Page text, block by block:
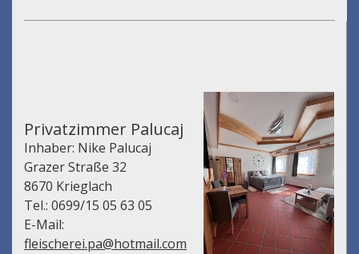
Privatzimmer Palucaj
Inhaber: Nike Palucaj
Grazer Straße 32
8670 Krieglach
Tel.: 0699/15 05 63 05
E-Mail:
fleischerei.pa@hotmail.com